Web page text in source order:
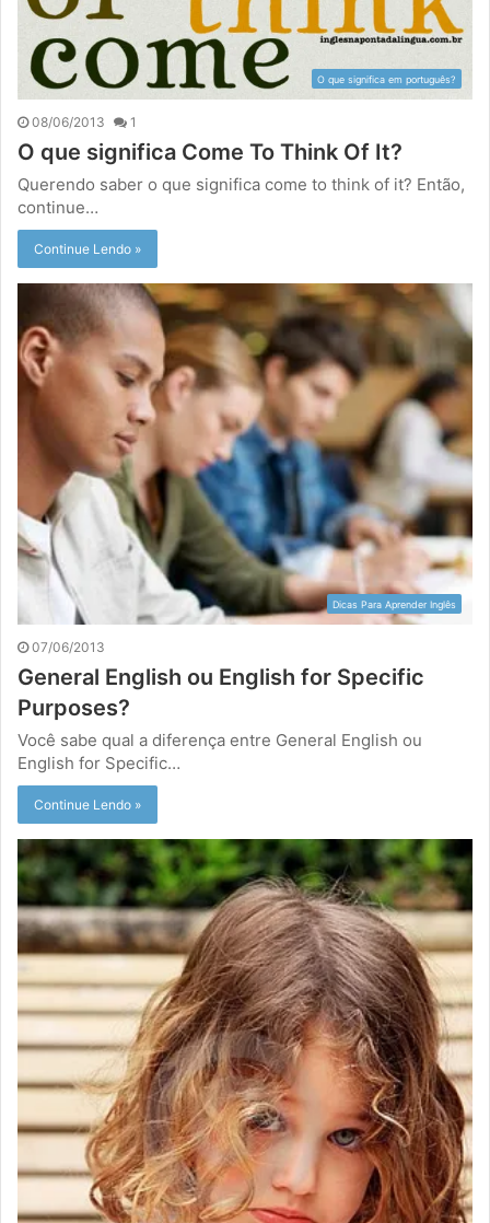
O que significa em português?
08/06/2013 1
O que significa Come To Think Of It?
Querendo saber o que significa come to think of it? Então,
continue…
Continue Lendo »
Dicas Para Aprender Inglês
07/06/2013
General English ou English for Specific
Purposes?
Você sabe qual a diferença entre General English ou
English for Specific…
Continue Lendo »